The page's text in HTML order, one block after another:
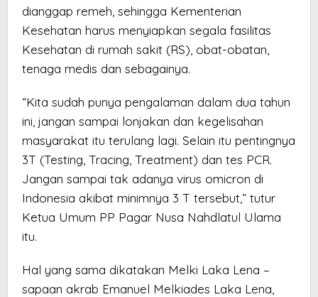
dianggap remeh, sehingga Kementerian
Kesehatan harus menyiapkan segala fasilitas
Kesehatan di rumah sakit (RS), obat-obatan,
tenaga medis dan sebagainya.
“Kita sudah punya pengalaman dalam dua tahun
ini, jangan sampai lonjakan dan kegelisahan
masyarakat itu terulang lagi. Selain itu pentingnya
3T (Testing, Tracing, Treatment) dan tes PCR.
Jangan sampai tak adanya virus omicron di
Indonesia akibat minimnya 3 T tersebut,” tutur
Ketua Umum PP Pagar Nusa Nahdlatul Ulama
itu.
Hal yang sama dikatakan Melki Laka Lena –
sapaan akrab Emanuel Melkiades Laka Lena,